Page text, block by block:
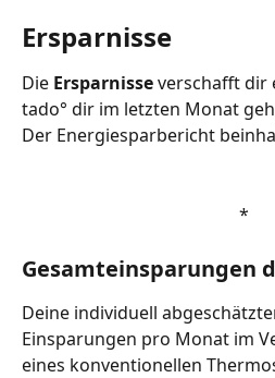
Ersparnisse
Die Ersparnisse verschafft dir
tado° dir im letzten Monat
Der Energiesparbericht
*
Gesamteinsparungen
Deine individuell
Einsparungen pro Monat im
eines konventionellen